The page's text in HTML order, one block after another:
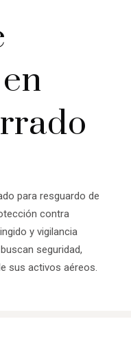
para resguardo de
contra
y vigilancia
seguridad,
sus activos aéreos.